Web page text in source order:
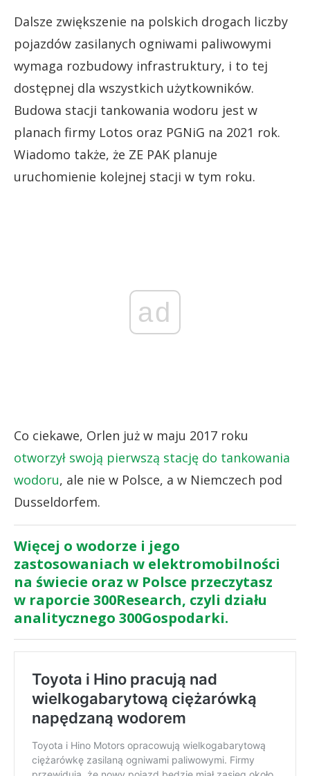
Dalsze zwiększenie na polskich drogach liczby
pojazdów zasilanych ogniwami paliwowymi
wymaga rozbudowy infrastruktury, i to tej
dostępnej dla wszystkich użytkowników.
Budowa stacji tankowania wodoru jest w
planach firmy Lotos oraz PGNiG na 2021 rok.
Wiadomo także, że ZE PAK planuje
uruchomienie kolejnej stacji w tym roku.
ad
Co ciekawe, Orlen już w maju 2017 roku
otworzył swoją pierwszą stację do tankowania
wodoru, ale nie w Polsce, a w Niemczech pod
Dusseldorfem.
Więcej o wodorze i jego
zastosowaniach w elektromobilności
na świecie oraz w Polsce przeczytasz
w raporcie 300Research, czyli działu
analitycznego 300Gospodarki.